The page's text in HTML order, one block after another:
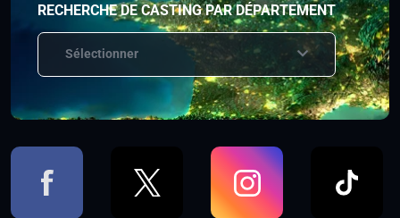
RECHERCHE DE CASTING PAR DÉPARTEMENT
Sélectionner